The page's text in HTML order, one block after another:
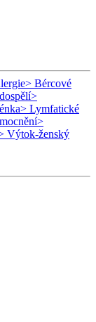
> Bércové
>
> Lymfatické
>
Výtok-ženský